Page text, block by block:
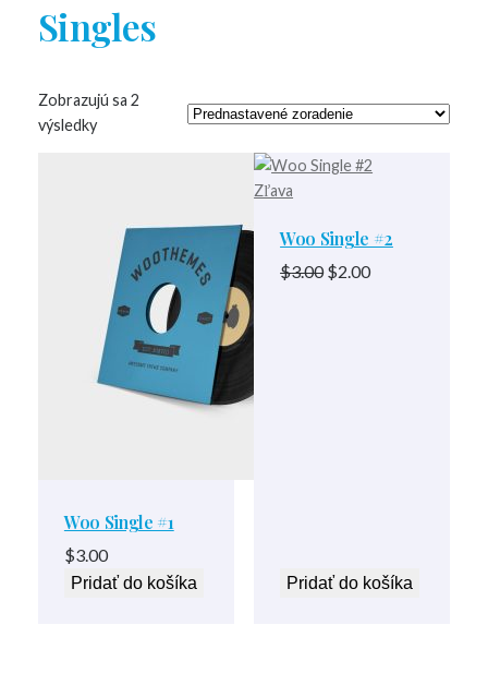
Singles
Zobrazujú sa 2
výsledky
Woo Single #1
$3.00
Pridať do košíka
Zľava
Woo Single #2
$3.00 Pôvodná
$2.00Aktuálna
Pridať do košíka